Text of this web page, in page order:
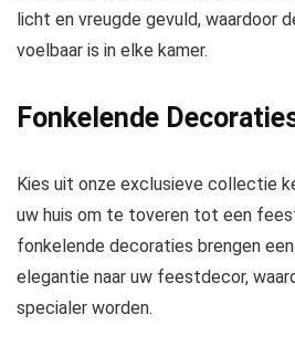
licht en vreugde gevuld, waardoor
voelbaar is in elke kamer.
Fonkelende
Kies uit onze exclusieve collectie
uw huis om te toveren tot een
fonkelende decoraties brengen
elegantie naar uw feestdecor,
specialer worden.